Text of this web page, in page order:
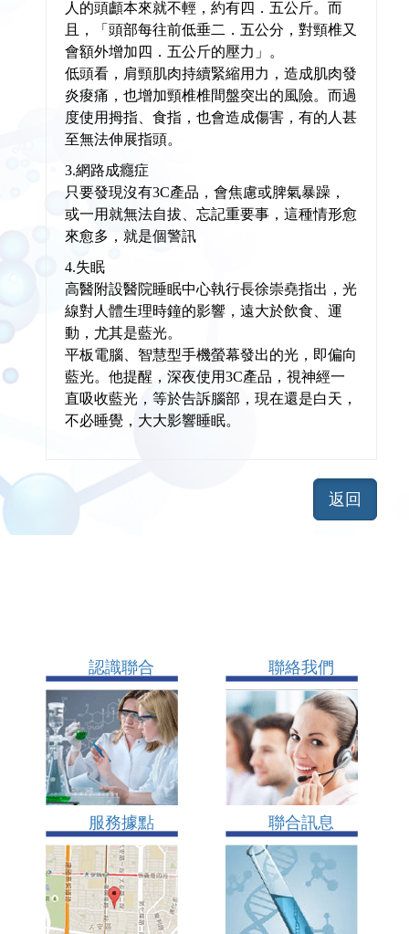
人的頭顱本來就不輕，約有四．五公斤。而
且，「頭部每往前低垂二．五公分，對頸椎又
會額外增加四．五公斤的壓力」。
低頭看，肩頸肌肉持續緊縮用力，造成肌肉發
炎痠痛，也增加頸椎椎間盤突出的風險。而過
度使用拇指、食指，也會造成傷害，有的人甚
至無法伸展指頭。
3.網路成癮症
只要發現沒有3C產品，會焦慮或脾氣暴躁，
或一用就無法自拔、忘記重要事，這種情形愈
來愈多，就是個警訊
4.失眠
高醫附設醫院睡眠中心執行長徐崇堯指出，光
線對人體生理時鐘的影響，遠大於飲食、運
動，尤其是藍光。
平板電腦、智慧型手機螢幕發出的光，即偏向
藍光。他提醒，深夜使用3C產品，視神經一
直吸收藍光，等於告訴腦部，現在還是白天，
不必睡覺，大大影響睡眠。
認識聯合 聯絡我們
服務據點 聯合訊息